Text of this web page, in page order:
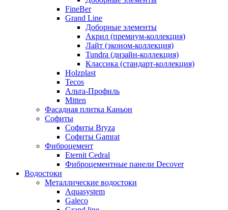
FineBer
Grand Line
Доборные элементы
Акрил (премиум-коллекция)
Лайт (эконом-коллекция)
Tundra (дизайн-коллекция)
Классика (стандарт-коллекция)
Holzplast
Tecos
Альта-Профиль
Mitten
Фасадная плитка Каньон
Софиты
Софиты Bryza
Софиты Gamrat
Фиброцемент
Eternit Cedral
Фиброцементные панели Decover
Водостоки
Металлические водостоки
Aquasystem
Galeco